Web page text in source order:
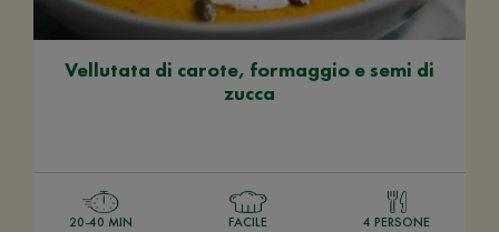
Vellutata di carote, formaggio e semi di
zucca
20-40 MIN FACILE 4 PERSONE